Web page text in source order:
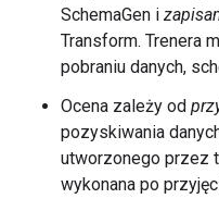
SchemaGen i
Transform. Trenera
pobraniu danych,
Ocena zależy od
pozyskiwania
utworzonego przez
wykonana po